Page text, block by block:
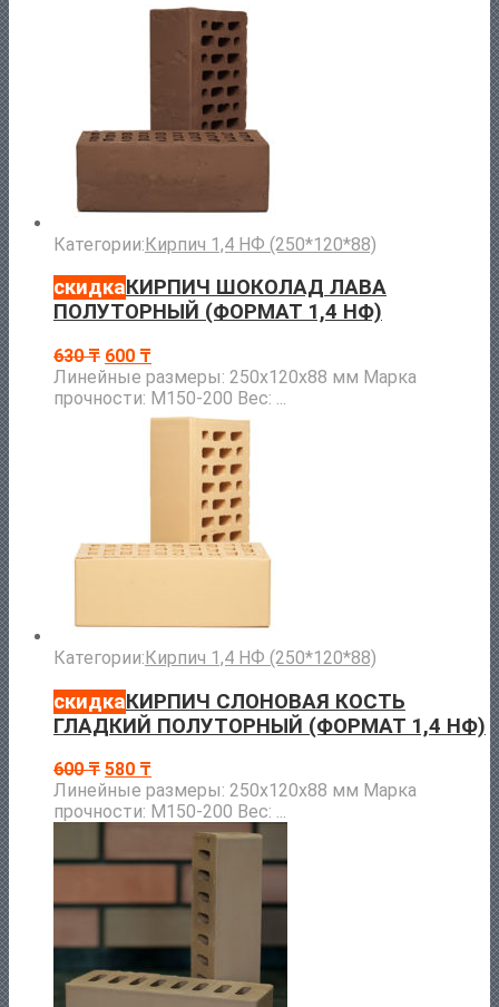
Категории:Кирпич 1,4 НФ (250*120*88)
скидкаКИРПИЧ ШОКОЛАД ЛАВА
ПОЛУТОРНЫЙ (ФОРМАТ 1,4 НФ)
630₸ 600 ₸
Линейные размеры: 250х120х88 мм Марка
прочности: М150-200 Вес: ...
Категории:Кирпич 1,4 НФ (250*120*88)
скидкаКИРПИЧ СЛОНОВАЯ КОСТЬ
ГЛАДКИЙ ПОЛУТОРНЫЙ (ФОРМАТ 1,4 НФ)
600₸ 580 ₸
Линейные размеры: 250х120х88 мм Марка
прочности: М150-200 Вес: ...